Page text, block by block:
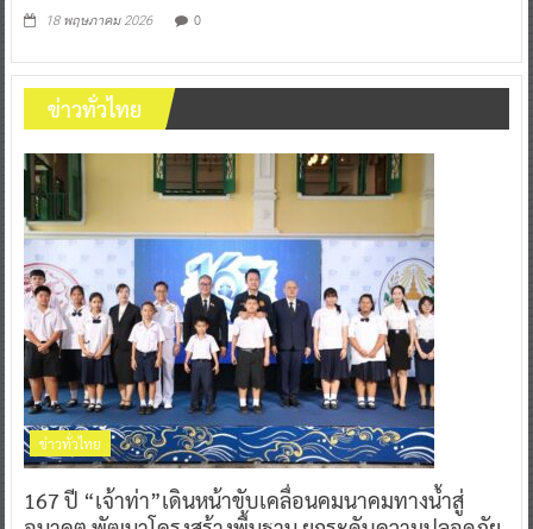
18 พฤษภาคม 2026 0
ข่าวทั่วไทย
ข่าวทั่วไทย
167 ปี “เจ้าท่า”เดินหน้าขับเคลื่อนคมนาคมทางน้ำสู่